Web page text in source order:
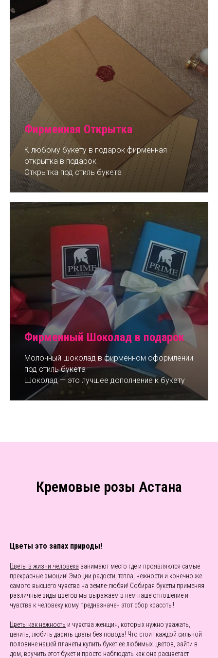
Фирменная Открытка
К любому букету в подарок фирменная
открытка в подарок
Открытка под стиль букета
Фирменный Шоколад в подарок
Молочный шоколад в фирменном оформлении
под стиль букета
Шоколад — это лучшее дополнение к букету
Кремовые розы Астана
Цветы это запах природы!
Цветы в жизни человека занимают место где и проявляются самые
прекрасные эмоции! Эмоции радости, тепла, нежности и конечно же
самого высшего чувства на земле-любви! Собирая букеты применяя
различные виды цветов мы выражаем в нем наше отношение и
чувства к человеку кому предназначен этот сбор красоты!
Цветы как нежность и чувства женщин, которых нужно уважать,
ценить, любить дарить цветы без повода! Что стоит каждой сильной
половине нашей планеты купить букет ее любимых цветов, зайти в
дом, вручить этот букет и просто наблюдать как она расцветает